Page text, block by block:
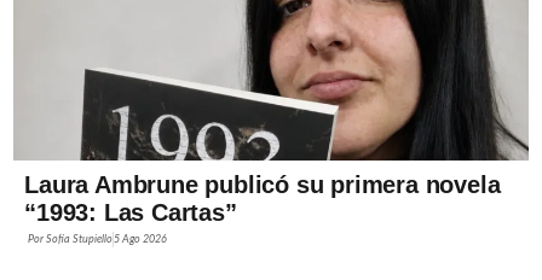
Laura Ambrune publicó su primera novela
“1993: Las Cartas”
PorSofía Stupiello 5 Ago 2026